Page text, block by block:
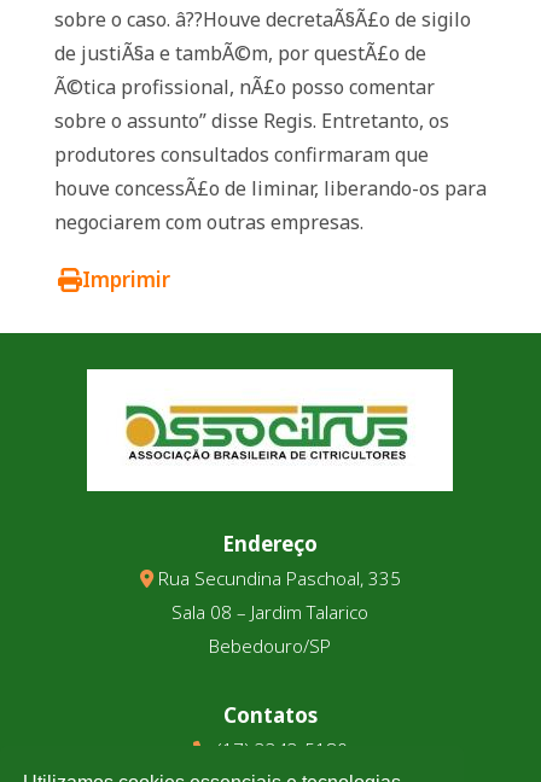
sobre o caso. â??Houve decretaÃ§Ã£o de sigilo
de justiÃ§a e tambÃ©m, por questÃ£o de
Ã©tica profissional, nÃ£o posso comentar
sobre o assunto” disse Regis. Entretanto, os
produtores consultados confirmaram que
houve concessÃ£o de liminar, liberando-os para
negociarem com outras empresas.
Imprimir
Endereço
Rua Secundina Paschoal, 335
Sala 08 – Jardim Talarico
Bebedouro/SP
Contatos
(17) 3343-5180